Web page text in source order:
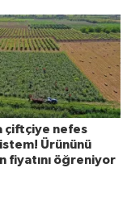
çiftçiye nefes
Ürününü
fiyatını öğreniyor